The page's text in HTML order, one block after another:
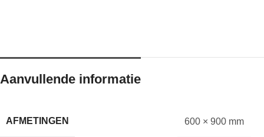
Aanvullende informatie
AFMETINGEN 600 × 900 mm